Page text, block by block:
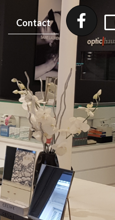
Contact